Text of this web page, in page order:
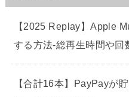
【2025 Replay】Apple
する方法-総再生時間や回
【合計16本】PayPayが